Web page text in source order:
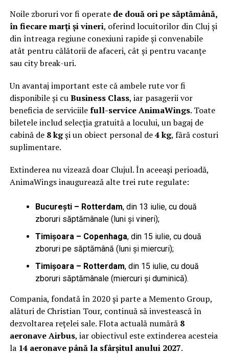
Noile zboruri vor fi operate de două ori pe săptămână,
în fiecare marți și vineri, oferind locuitorilor din Cluj și
din întreaga regiune conexiuni rapide și convenabile
atât pentru călătorii de afaceri, cât și pentru vacanțe
sau city break-uri.
Un avantaj important este că ambele rute vor fi
disponibile și cuBusiness Class, iar pasagerii vor
beneficia de serviciilefull-service AnimaWings. Toate
biletele includ selecția gratuită a locului, un bagaj de
cabină de 8 kgși un obiect personal de4 kg, fără costuri
suplimentare.
Extinderea nu vizează doar Clujul. În aceeași perioadă,
AnimaWings inaugurează alte trei rute regulate:
București – Rotterdam, din 13 iulie, cu două
zboruri săptămânale (luni și vineri);
Timișoara – Copenhaga, din 15 iulie, cu două
zboruri pe săptămână (luni și miercuri);
Timișoara – Rotterdam, din 15 iulie, cu două
zboruri săptămânale (miercuri și duminică).
Compania, fondată în 2020 și parte a Memento Group,
alături de Christian Tour, continuă să investească în
dezvoltarea rețelei sale. Flota actuală numără 8
aeronave Airbus, iar obiectivul este extinderea acesteia
la 14 aeronave până la sfârșitul anului 2027.